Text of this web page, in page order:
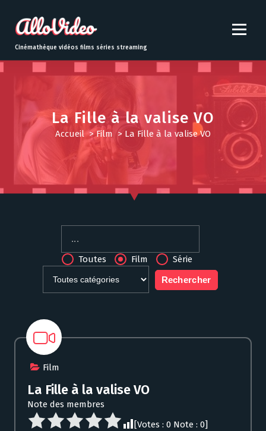
t
o
Cinémathèque vidéos films séries streaming
La Fille à la valise VO
Accueil >Film > La Fille à la valise VO
Toutes Film Série
Film
La Fille à la valise VO
Note des membres
[Votes : 0 Note : 0]